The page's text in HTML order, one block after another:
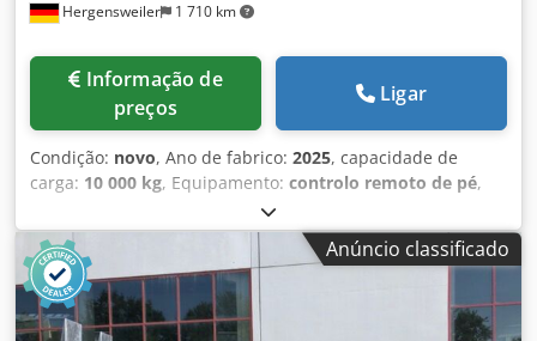
Hergensweiler 1 710 km
preços
Ligar
Condição: novo, Ano de fabrico: 2025, capacidade de
carga: 10 000 kg, Equipamento: controlo remoto de pé,
Mesa de solda giratória Protec KT 10 000 HV de 3 eixos
Conjunto completo incluindo controle remoto manual e
duplo de pedal Visor digital de velocidade Ajuste de altura
hidráulico Ângulo de inclinação de 0 a 130° Dimensões:
Altura mínima inclinada: 1050 mm Altura máxima
inclinada: 2200 mm Altura mínima horizontal: 1360 mm
Anúncio classificado